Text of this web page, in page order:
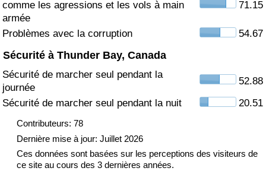
comme les agressions et les vols à main
armée
71.15
Problèmes avec la corruption 54.67
Sécurité à Thunder Bay, Canada
Sécurité de marcher seul pendant la
journée
52.88
Sécurité de marcher seul pendant la nuit
20.51
Contributeurs: 78
Dernière mise à jour: Juillet 2026
Ces données sont basées sur les perceptions des visiteurs de
ce site au cours des 3 dernières années.
Trafic
Indice de Trafic
Indice de Trafic (Actuel)
Indice de Trafic par Pays